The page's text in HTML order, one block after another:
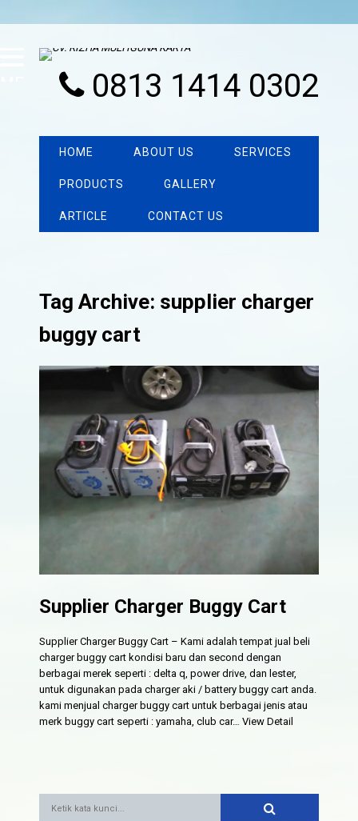
0813 1414 0302
HOME ABOUT US SERVICES
PRODUCTS GALLERY
ARTICLE CONTACT US
Tag Archive: supplier charger
buggy cart
Supplier Charger Buggy Cart
Supplier Charger Buggy Cart – Kami adalah tempat jual beli
charger buggy cart kondisi baru dan second dengan
berbagai merek seperti : delta q, power drive, dan lester,
untuk digunakan pada charger aki / battery buggy cart anda.
kami menjual charger buggy cart untuk berbagai jenis atau
merk buggy cart seperti : yamaha, club car…View Detail